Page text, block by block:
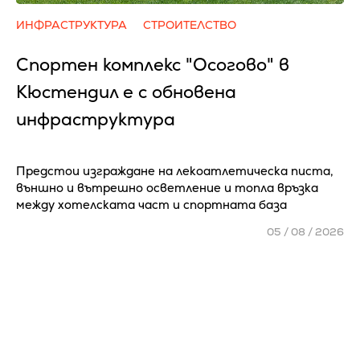
ИНФРАСТРУКТУРА СТРОИТЕЛСТВО
Спортен комплекс "Осогово" в
Кюстендил е с обновена
инфраструктура
Предстои изграждане на лекоатлетическа писта,
външно и вътрешно осветление и топла връзка
между хотелската част и спортната база
05 / 08 / 2026